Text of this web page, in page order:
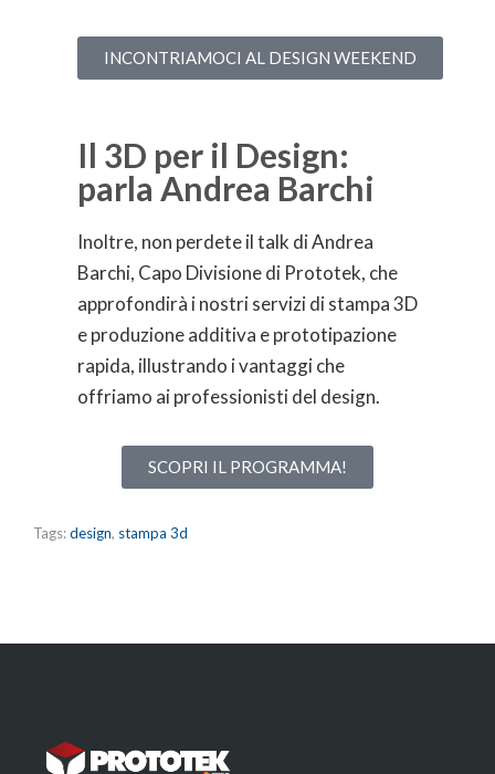
INCONTRIAMOCI AL DESIGN WEEKEND
Il 3D per il Design:
parla Andrea Barchi
Inoltre, non perdete il talk di Andrea
Barchi, Capo Divisione di Prototek, che
approfondirà i nostri servizi di stampa 3D
e produzione additiva e prototipazione
rapida, illustrando i vantaggi che
offriamo ai professionisti del design.
SCOPRI IL PROGRAMMA!
Tags:design, stampa 3d